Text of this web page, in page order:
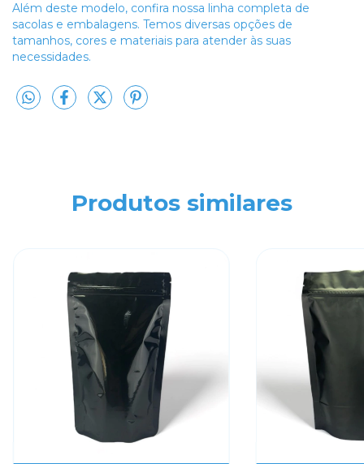
Além deste modelo, confira nossa linha completa de
sacolas e embalagens. Temos diversas opções de
tamanhos, cores e materiais para atender às suas
necessidades.
Produtos similares